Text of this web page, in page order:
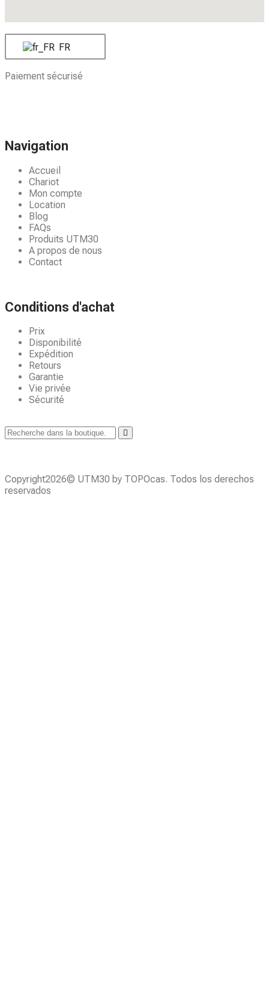
FR
Paiement sécurisé
Navigation
Accueil
Chariot
Mon compte
Location
Blog
FAQs
Produits UTM30
A propos de nous
Contact
Conditions d'achat
Prix
Disponibilité
Expédition
Retours
Garantie
Vie privée
Sécurité
Copyright2026© UTM30 by TOPOcas. Todos los derechos
reservados